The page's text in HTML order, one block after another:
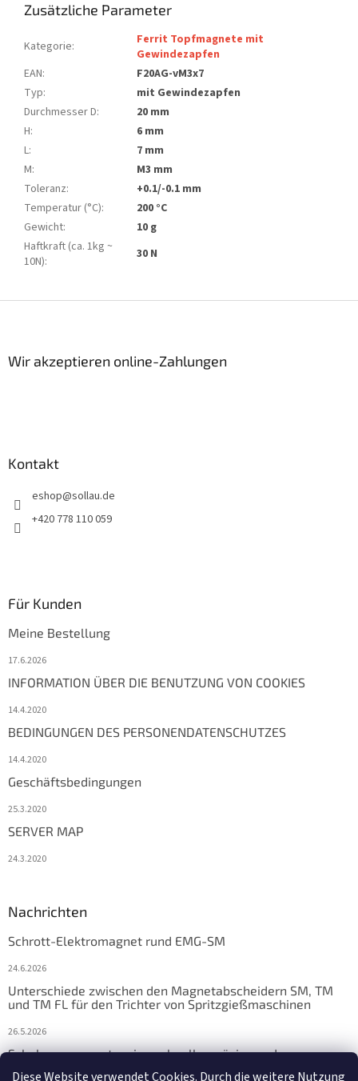
Diese Website verwendet Cookies. Durch die weitere Nutzung
Zusätzliche Parameter
Kategorie:
Ferrit Topfmagnete mit
Gewindezapfen
EAN:
F20AG-vM3x7
Typ:
mit Gewindezapfen
Durchmesser D:
20 mm
H:
6 mm
L:
7 mm
M:
M3 mm
Toleranz:
+0.1/-0.1 mm
Temperatur (°C):
200 °C
Gewicht:
10 g
Haftkraft (ca. 1kg ~
10N): 30 N
Wir akzeptieren online-Zahlungen
Kontakt
eshop@sollau.de
+420 778 110 059
Für Kunden
Meine Bestellung
17.6.2026
INFORMATION ÜBER DIE BENUTZUNG VON COOKIES
14.4.2020
BEDINGUNGEN DES PERSONENDATENSCHUTZES
14.4.2020
Geschäftsbedingungen
25.3.2020
SERVER MAP
24.3.2020
Nachrichten
Schrott-Elektromagnet rund EMG-SM
24.6.2026
Unterschiede zwischen den Magnetabscheidern SM, TM
und TM FL für den Trichter von Spritzgießmaschinen
26.5.2026
Schalungsmagnete: eine schnelle, präzise und